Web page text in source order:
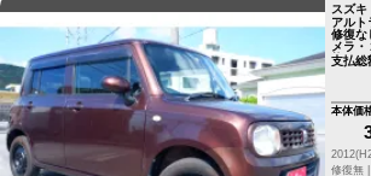
スズキ
アルト
修復な
メラ・
能
支払総
本体価
修復無 |